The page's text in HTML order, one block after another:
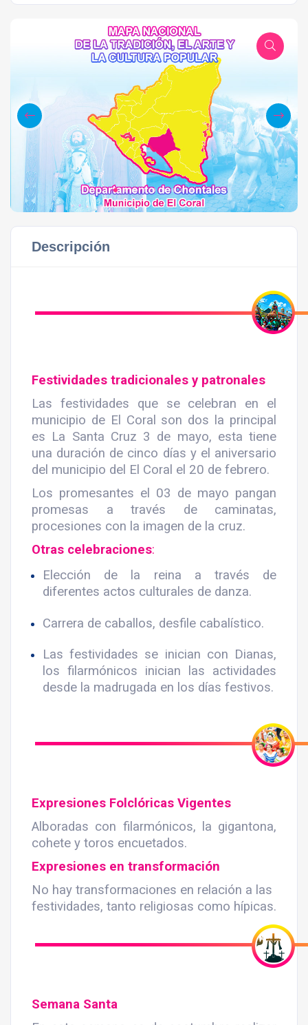
Descripción
Festividades tradicionales y patronales
Las festividades que se celebran en el
municipio de El Coral son dos la principal
es La Santa Cruz 3 de mayo, esta tiene
una duración de cinco días y el aniversario
del municipio del El Coral el 20 de febrero.
Los promesantes el 03 de mayo pangan
promesas a través de caminatas,
procesiones con la imagen de la cruz.
Otras celebraciones:
Elección de la reina a través de
diferentes actos culturales de danza.
Carrera de caballos, desfile cabalístico.
Las festividades se inician con Dianas,
los filarmónicos inician las actividades
desde la madrugada en los días festivos.
Expresiones Folclóricas Vigentes
Alboradas con filarmónicos, la gigantona,
cohete y toros encuetados.
Expresiones en transformación
No hay transformaciones en relación a las
festividades, tanto religiosas como hípicas.
Semana Santa